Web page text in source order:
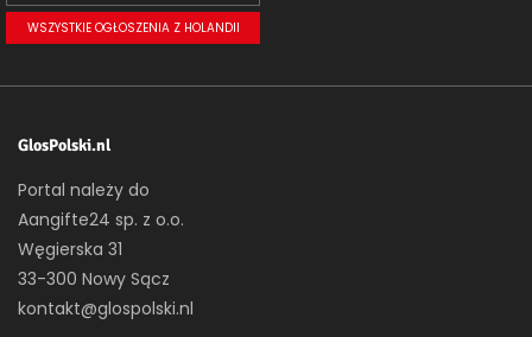
WSZYSTKIE OGŁOSZENIA Z HOLANDII
GlosPolski.nl
Portal należy do
Aangifte24 sp. z o.o.
Węgierska 31
33-300 Nowy Sącz
kontakt@glospolski.nl